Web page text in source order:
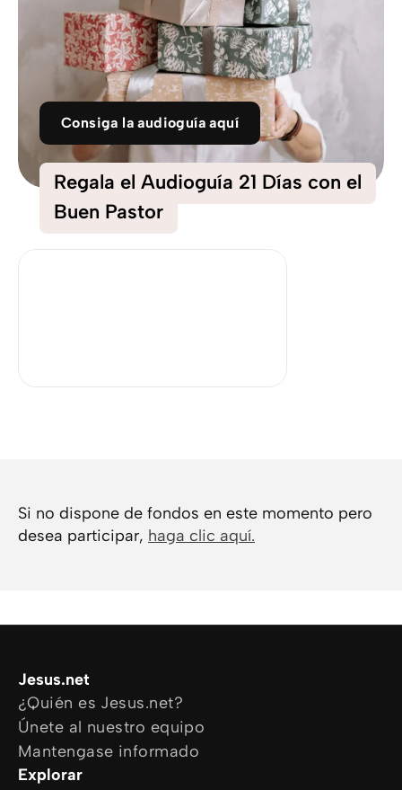
Consiga la audioguía aquí
Regala el Audioguía 21 Días con el
Buen Pastor
Si no dispone de fondos en este momento pero
desea participar, haga clic aquí.
Jesus.net
¿Quién es Jesus.net?
Únete al nuestro equipo
Mantengase informado
Explorar